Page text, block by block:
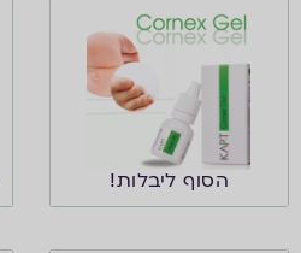
הסוף ליבלות!